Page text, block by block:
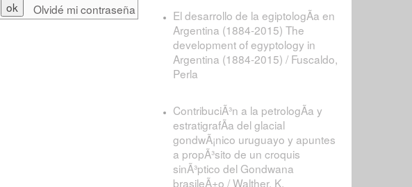
Olvidé mi contraseña
El desarrollo de la egiptologÃ­a en
Argentina (1884-2015) The
development of egyptology in
Argentina (1884-2015) / Fuscaldo,
Perla
ContribuciÃ³n a la petrologÃ­a y
estratigrafÃ­a del glacial
gondwÃ¡nico uruguayo y apuntes
a propÃ³sito de un croquis
sinÃ³ptico del Gondwana
brasileÃ±o / Walther, K.